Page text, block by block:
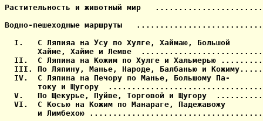
Растительность и животный мир
Водно-пешеходные маршруты
  I.   С Ляпияа на Усу по Хулге, Хаймаю, Большой
Хайме, Хайме и Лемве
II.  С Ляпина на Кожим по Хулге и Хальмерью
III. По Ляпину, Манье, Народе, Балбанью и
  IV.  С Ляпина на Печору по Манье, Большому Па-
току и Щугору
V.   По Щекурье, Пуйве, Торговой и Щугору
  VI.  С Косью на Кожим по Манараге, Падежавожу
и Лимбехою